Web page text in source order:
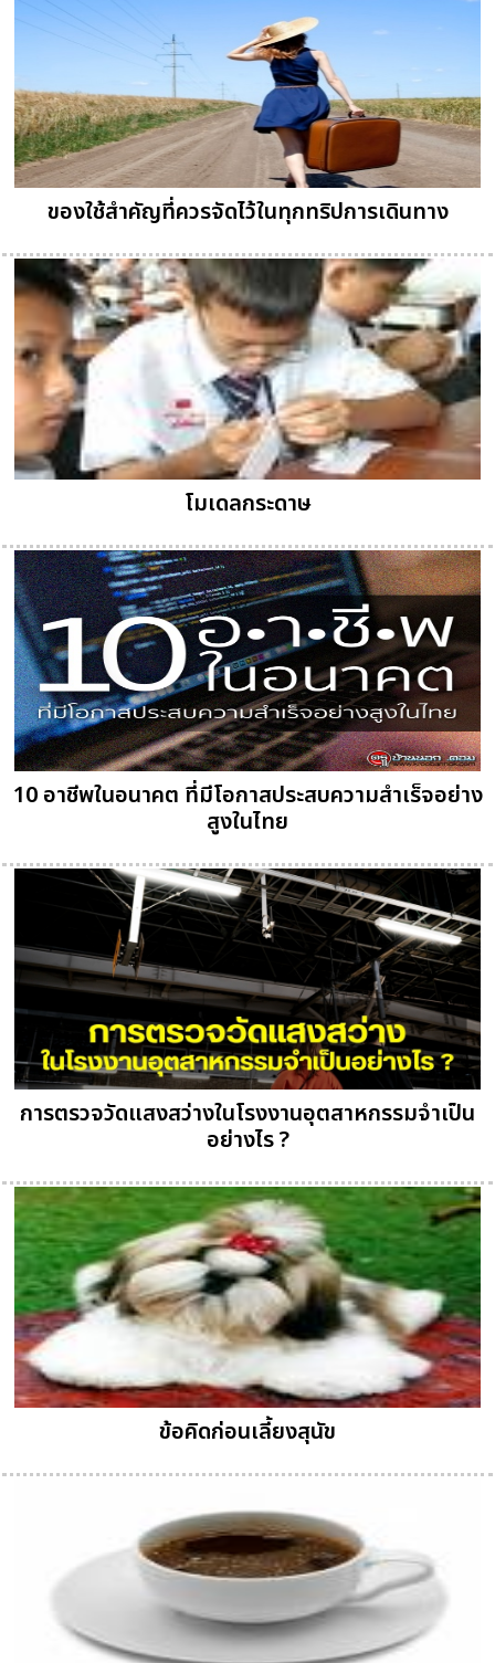
ของใช้สำคัญที่ควรจัดไว้ในทุกทริปการเดินทาง
โมเดลกระดาษ
10 อาชีพในอนาคต ที่มีโอกาสประสบความสำเร็จอย่าง
สูงในไทย
การตรวจวัดแสงสว่างในโรงงานอุตสาหกรรมจำเป็น
อย่างไร ?
ข้อคิดก่อนเลี้ยงสุนัข